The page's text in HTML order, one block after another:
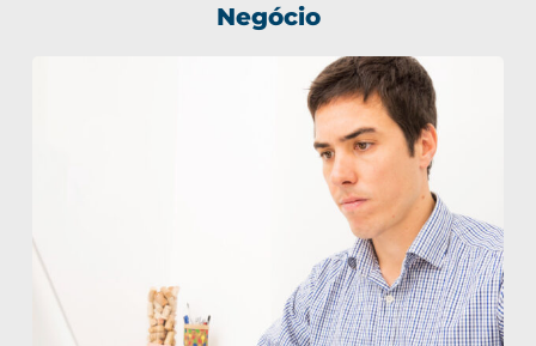
Negócio